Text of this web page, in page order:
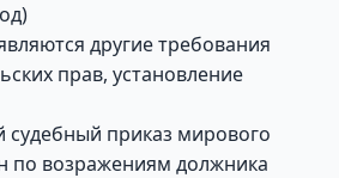
другие требования
прав, установление
судебный приказ мирового
по возражениям должника